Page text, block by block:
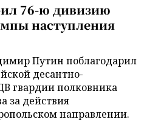
76-ю дивизию
наступления
Путин поблагодарил
десантно-
гвардии полковника
за действия
направлении.